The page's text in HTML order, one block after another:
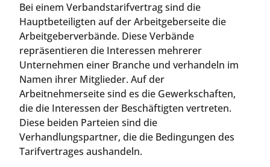
Bei einem Verbandstarifvertrag sind die
Hauptbeteiligten auf der Arbeitgeberseite die
Arbeitgeberverbände. Diese Verbände
repräsentieren die Interessen mehrerer
Unternehmen einer Branche und verhandeln im
Namen ihrer Mitglieder. Auf der
Arbeitnehmerseite sind es die Gewerkschaften,
die die Interessen der Beschäftigten vertreten.
Diese beiden Parteien sind die
Verhandlungspartner, die die Bedingungen des
Tarifvertrages aushandeln.